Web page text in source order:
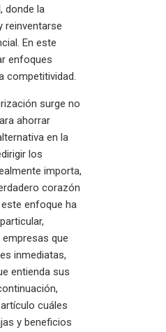
donde la
reinventarse
En este
enfoques
competitividad.
surge no
ahorrar
en la
los
importa,
corazón
este enfoque ha
que
inmediatas,
entienda sus
cuáles
y beneficios